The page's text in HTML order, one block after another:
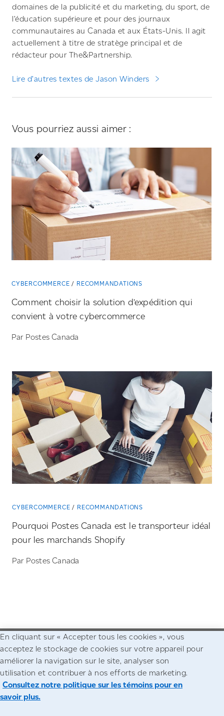
domaines de la publicité et du marketing, du sport, de
l’éducation supérieure et pour des journaux
communautaires au Canada et aux États-Unis. Il agit
actuellement à titre de stratège principal et de
rédacteur pour The&Partnership.
Lire d’autres textes de Jason Winders
Vous pourriez aussi aimer :
CYBERCOMMERCE RECOMMANDATIONS
Comment choisir la solution d’expédition qui
convient à votre cybercommerce
Par Postes Canada
CYBERCOMMERCE RECOMMANDATIONS
Pourquoi Postes Canada est le transporteur idéal
pour les marchands Shopify
Par Postes Canada
Allez à la page d'accueil de Postes Canada
Accessibilité Avis juridiques Confidentialité
En cliquant sur « Accepter tous les cookies », vous
acceptez le stockage de cookies sur votre appareil pour
améliorer la navigation sur le site, analyser son
utilisation et contribuer à nos efforts de marketing.
Consultez notre politique sur les témoins pour en
savoir plus.